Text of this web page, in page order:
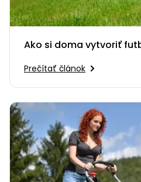
Ako si doma vytvoriť
Prečítať článok